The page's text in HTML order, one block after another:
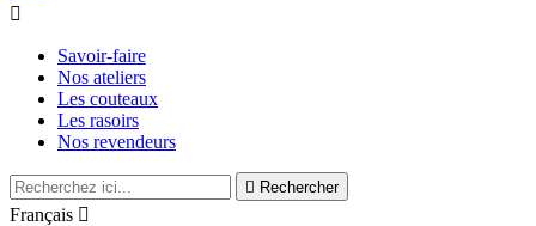

Savoir-faire
Nos ateliers
Les couteaux
Les rasoirs
Nos revendeurs
 Rechercher
Français 